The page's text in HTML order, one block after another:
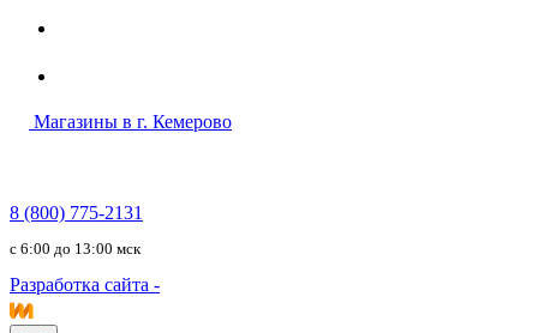
Магазины в г. Кемерово
8 (800) 775-2131
c 6:00 до 13:00 мск
Разработка сайта -